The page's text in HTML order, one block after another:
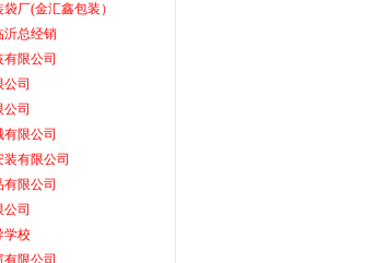
厂(金汇鑫包装）
沂总经销
限公司
司
司
限公司
有限公司
限公司
司
学校
限公司